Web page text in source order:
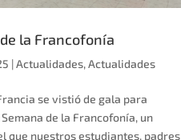
la Francofonía
|Actualidades,Actualidades
se vistió de gala para
de la Francofonía, un
que nuestros estudiantes, padres